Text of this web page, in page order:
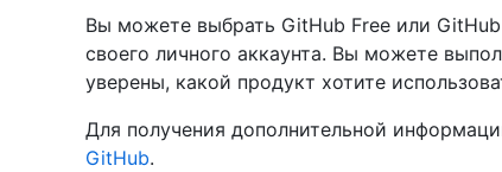
Вы можете выбрать GitHub Free или
своего личного аккаунта. Вы можете
уверены, какой продукт хотите
Для получения дополнительной
GitHub.